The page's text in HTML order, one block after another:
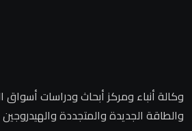
وكالة أنباء ومركز أبحاث ودراسات أسواق
والطاقة الجديدة والمتجددة والهيدروجين